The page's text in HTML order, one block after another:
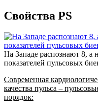
Свойства PS
На Западе распознают 8, а
показателей пульсовых
Современная
качества пульса –
порядок: